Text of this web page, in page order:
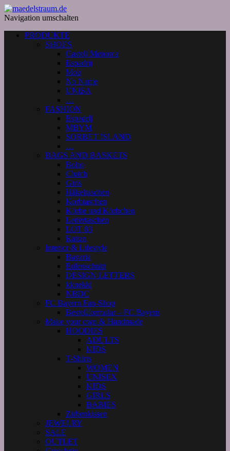
Navigation umschalten
PRODUKTE
SHOES
Castell Menorca
Espadrij
Mou
No Name
UNISA
…
FASHION
Espadrij
MBYM
SORBET ISLAND
…
BAGS AND BASKETS
Boho
Clutch
Girls
Häkeltaschen
Korbtaschen
Körbe und Körbchen
Ledertaschen
LOT 83
Rattan
Interior & Lifestyle
Bavaria
Eulenschnitt
DESIGN LETTERS
kknekki
NBDC
FC Bayern Fan-Shop
Bestellformular – FC Bayern
Make your own & Handmade
HOODIES
ADULTS
KIDS
T-Shirts
WOMEN
UNISEX
KIDS
GIRLS
BABIES
Zirbenkissen
JEWELRY
SALE
OUTLET